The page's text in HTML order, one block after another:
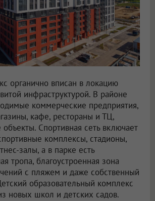
органично вписан в локацию
инфраструктурой. В районе
коммерческие предприятия,
кафе, рестораны и ТЦ,
Спортивная сеть включает
комплексы, стадионы,
залы, а в парке есть
тропа, благоустроенная зона
с пляжем и даже собственный
образовательный комплекс
новых школ и детских садов.